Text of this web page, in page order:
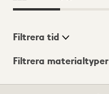
Visningsläge
Filtrera tid
Filtrera materialtyper